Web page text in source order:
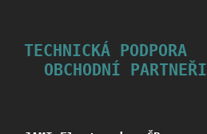
TECHNICKÁ PODPORA
OBCHODNÍ PARTNEŘI